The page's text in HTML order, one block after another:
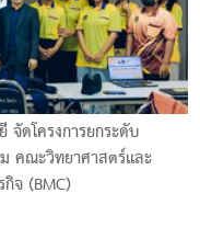
จัดโครงการยกระดับ
คณะวิทยาศาสตร์และ
จ (BMC)